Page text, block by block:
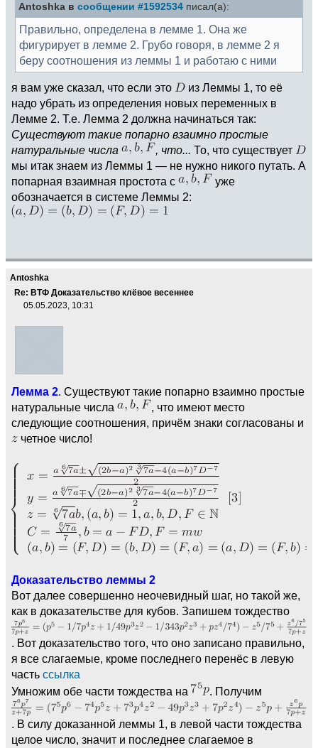
Antoshka в сообщении #1592534 писал(а):
Правильно, определена в лемме 1. Она же
фигурирует в лемме 2. Грубо говоря, в лемме 2 я
беру соотношения из леммы 1 и работаю с ними
я вам уже сказал, что если это
из Леммы 1, то её
надо убрать из определения новых переменных в
Лемме 2. Т.е. Лемма 2 должна начинаться так:
Существуют такие попарно взаимно простые
натуральные числа
, что... То, что существует
мы итак знаем из Леммы 1 — не нужно никого путать. А
попарная взаимная простота с
уже
обозначается в системе Леммы 2:
Antoshka
Re: ВТФ Доказательство клёвое весеннее
05.05.2023, 10:31
Лемма 2. Существуют такие попарно взаимно простые
натуральные числа
, что имеют место
следующие соотношения, причём знаки согласованы и
четное число!
Доказательство леммы 2
Вот далее совершенно неочевидный шаг, но такой же,
как в доказательстве для кубов. Запишем тождество
. Вот доказательство того, что оно записано правильно,
я все слагаемые, кроме последнего перенёс в левую
часть ссылка
Умножим обе части тождества на
. Получим
. В силу доказанной леммы 1, в левой части тождества
целое число, значит и последнее слагаемое в